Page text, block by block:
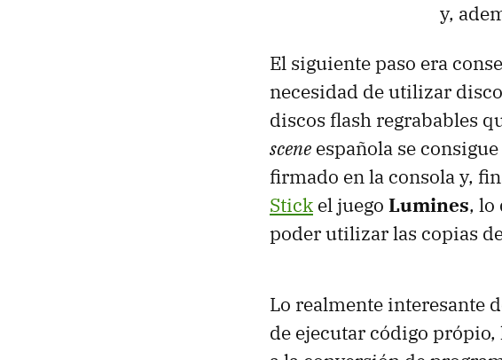
y,
El siguiente paso era
necesidad de utilizar
discos flash regrabables
scene española se
firmado en la consola y,
Stick el juego Lumines, lo
poder utilizar las copias
Lo realmente interesante
de ejecutar código